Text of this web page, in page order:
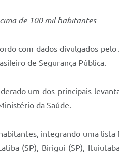
de 100 mil habitantes
com dados divulgados pelo
de Segurança Pública.
um dos principais
da Saúde.
integrando uma lista
(SP), Birigui (SP),